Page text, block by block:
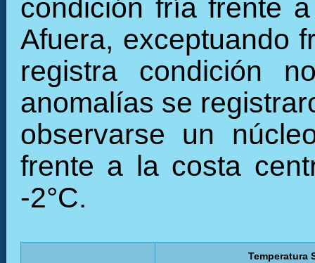
condición fría frente
Afuera, exceptuando
registra condición
anomalías se
observarse un
frente a la costa
-2°C.
Temperatura